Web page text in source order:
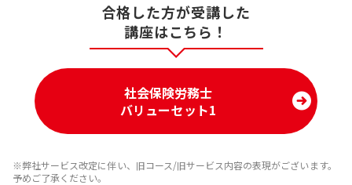
合格した方が受講した
講座はこちら！
社会保険労務士
バリューセット1
※弊社サービス改定に伴い、旧コース/旧サービス内容の表現がございます。
予めご了承ください。